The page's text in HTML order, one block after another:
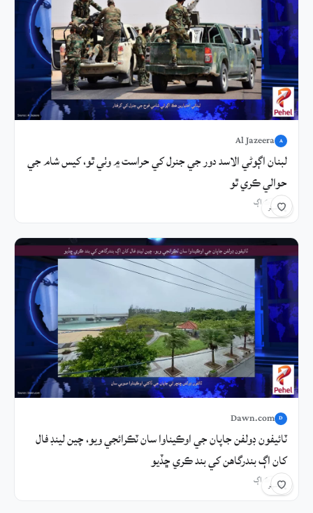
A
Al Jazeera
لبنان اڳوڻي الاسد دور جي جنرل کي حراست ۾ وٺي ٿو، کيس شام جي
حوالي ڪري ٿو
2 ڪلاڪ اڳ شيئر
D
Dawn.com
ٽائيفون ڊولفن جاپان جي اوڪيناوا سان ٽڪرائجي ويو، چين لينڊ فال
کان اڳ بندرگاهن کي بند ڪري ڇڏيو
3 ڪلاڪ اڳ شيئر